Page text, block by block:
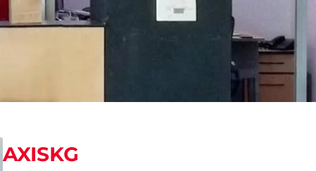
AXISKG